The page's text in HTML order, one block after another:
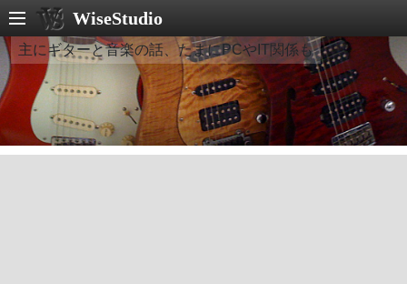
WiseStudio
主にギターと音楽の話、たまにPCやIT関係も